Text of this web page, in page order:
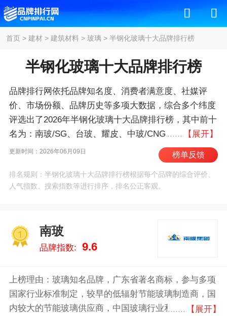
首页 > 建材> 建筑材料> 玻璃 > 半钢化玻璃十大品牌排行榜
半钢化玻璃十大品牌排行榜
品牌排行网依托品牌知名度、消费者满意度、社媒评
价、市场份额、品牌历史等多项大数据，综合多个纬度
评选出了2026年半钢化玻璃十大品牌排行榜，其中前十
名为：南玻/SG、台玻、耀皮、中玻/CNG、金晶/G-
CRYSTAL、信义/XYG、物华天宝玻璃、金刚玻璃、北
玻、旗滨 。我们致力于用最真实的数据告诉您半钢化
玻璃什么牌子好，供您参考。
【展开】
更新时间：2026年06月09日 榜单反馈
排名规则：半钢化玻璃十大品牌排行榜根据每个品牌的综合评价、
人气指数、搜索指数等进行排序，排名公正客观。
南玻
品牌指数: 9.6
上榜理由：玻璃知名品牌，广东省著名商标，参与多项
国家行业标准制定，较早的低辐射节能玻璃制造商，国
内较大的节能玻璃供应商，中国玻璃行业和太阳能行业
【展开】